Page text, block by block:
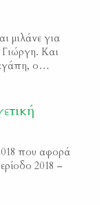
μιλάνε για
Και
ο
ποτέ. Μία
για τον
που αφορά
2018 –